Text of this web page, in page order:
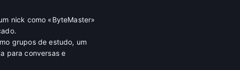
nick como «ByteMaster»
grupos de estudo, um
para conversas e